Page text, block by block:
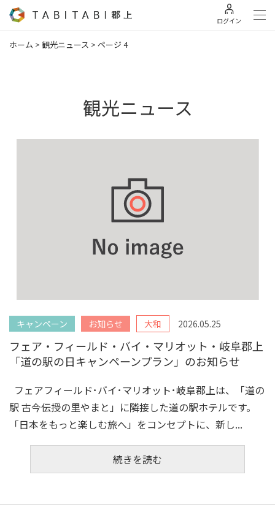
ログイン
ホーム > 観光ニュース > ページ 4
観光ニュース
キャンペーン お知らせ 大和 2026.05.25
フェア・フィールド・バイ・マリオット・岐阜郡上
「道の駅の日キャンペーンプラン」のお知らせ
フェアフィールド･バイ･マリオット･岐阜郡上は、「道の
駅 古今伝授の里やまと」に隣接した道の駅ホテルです。
「日本をもっと楽しむ旅へ」をコンセプトに、新し...
続きを読む